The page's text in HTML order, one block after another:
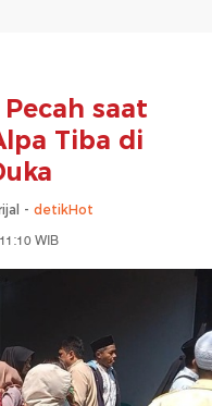
saat
Tiba di
- detikHot
WIB